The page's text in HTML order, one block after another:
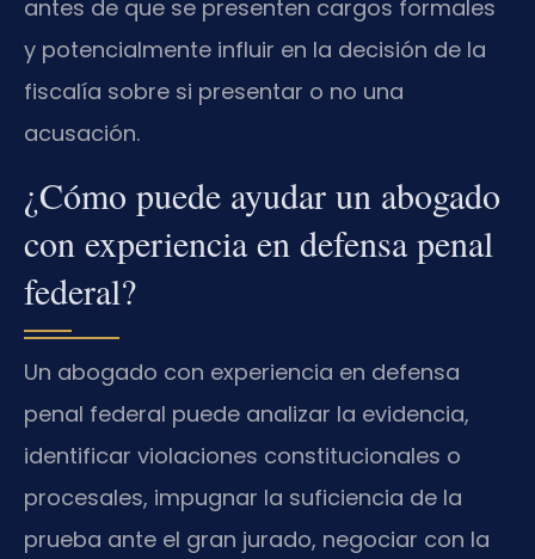
antes de que se presenten cargos formales
y potencialmente influir en la decisión de la
fiscalía sobre si presentar o no una
acusación.
¿Cómo puede ayudar un abogado
con experiencia en defensa penal
federal?
Un abogado con experiencia en defensa
penal federal puede analizar la evidencia,
identificar violaciones constitucionales o
procesales, impugnar la suficiencia de la
prueba ante el gran jurado, negociar con la